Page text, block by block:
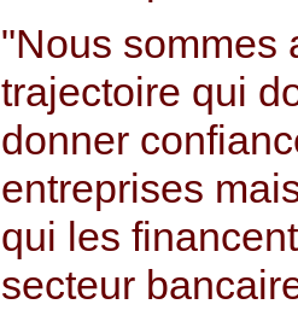
"Nous sommes
trajectoire qui
donner
entreprises
qui les
secteur